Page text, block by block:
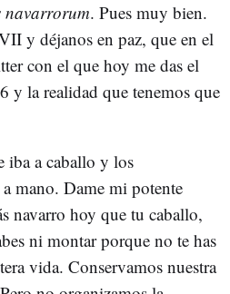
navarrorum. Pues muy bien.
y déjanos en paz, que en el
con el que hoy me das el
y la realidad que tenemos que
a caballo y los
mano. Dame mi potente
navarro hoy que tu caballo,
ni montar porque no te has
vida. Conservamos nuestra